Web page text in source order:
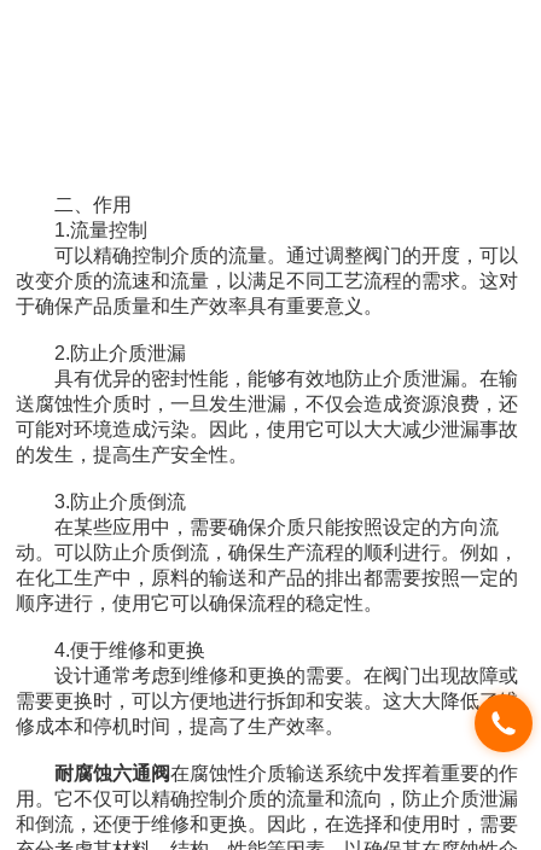
二、作用
1.流量控制
可以精确控制介质的流量。通过调整阀门的开度，可以
改变介质的流速和流量，以满足不同工艺流程的需求。这对
于确保产品质量和生产效率具有重要意义。
2.防止介质泄漏
具有优异的密封性能，能够有效地防止介质泄漏。在输
送腐蚀性介质时，一旦发生泄漏，不仅会造成资源浪费，还
可能对环境造成污染。因此，使用它可以大大减少泄漏事故
的发生，提高生产安全性。
3.防止介质倒流
在某些应用中，需要确保介质只能按照设定的方向流
动。可以防止介质倒流，确保生产流程的顺利进行。例如，
在化工生产中，原料的输送和产品的排出都需要按照一定的
顺序进行，使用它可以确保流程的稳定性。
4.便于维修和更换
设计通常考虑到维修和更换的需要。在阀门出现故障或
需要更换时，可以方便地进行拆卸和安装。这大大降低了维
修成本和停机时间，提高了生产效率。
耐腐蚀六通阀在腐蚀性介质输送系统中发挥着重要的作
用。它不仅可以精确控制介质的流量和流向，防止介质泄漏
和倒流，还便于维修和更换。因此，在选择和使用时，需要